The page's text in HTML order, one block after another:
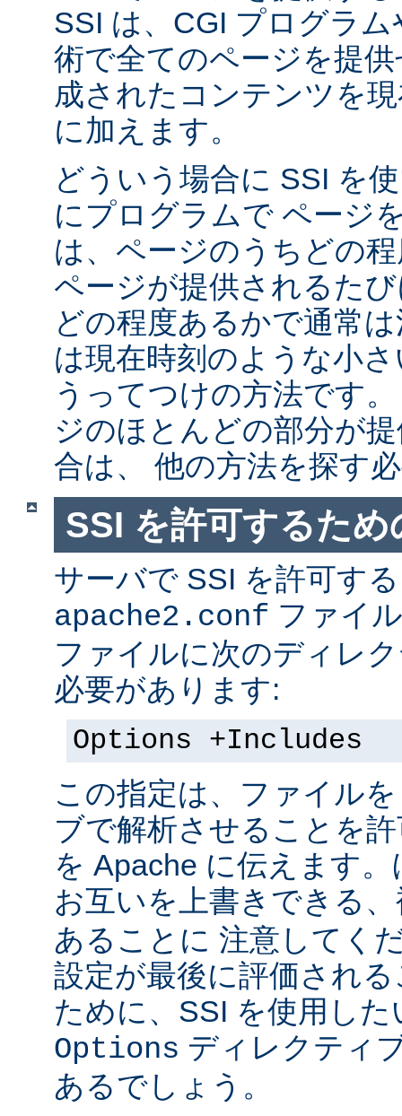
SSI は、CGI プログラ
術で全てのページを提
成されたコンテンツを
に加えます。
どういう場合に SSI を
にプログラムで ページ
は、ページのうちどの
ページが提供されるた
どの程度あるかで通常
は現在時刻のような小
うってつけの方法です
ジのほとんどの部分が
合は、 他の方法を探す
SSI を許可するた
サーバで SSI を許可す
apache2.conf ファイ
ファイルに次のディレ
必要があります:
Options +Includes
この指定は、ファイル
ブで解析させることを
を Apache に伝えます
お互いを上書きできる
あることに 注意してく
設定が最後に評価され
ために、SSI を使用し
Options ディレクティ
あるでしょう。